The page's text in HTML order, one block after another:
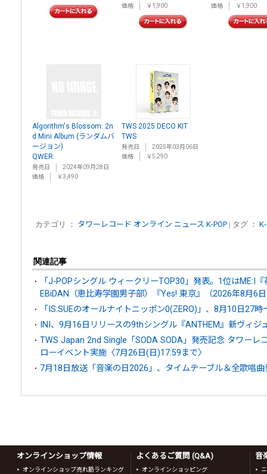
価格
￥1,900
価格
￥1,900
Algorithm's Blossom: 2n
d Mini Album (ランダムバ
ージョン)
QWER
発売日
2024年09月28日
価格
￥3,490
TWS 2025 DECO KIT
TWS
発売日
2025年03月06日
価格
￥5,290
カテゴリ ： タワーレコード オンライン ニュース K-POP | タグ ：
関連記事
「J-POPシングル ウィークリーTOP30」発表。1位はME:I
EBiDAN（恵比寿学園男子部）『Yes! 東京』（2026年8月6
「IS:SUEのオールナイトニッポン0(ZERO)」、8月10日27
INI、9月16日リリースの9thシングル『ANTHEM』新ヴィジ
TWS Japan 2nd Single「SODA SODA」発売記念 タワーレ
ローイベント実施〈7月26日(日)17:59まで〉
7月18日放送「音楽の日2026」、タイムテーブル＆全歌唱曲
オンラインショップ情報
オンラインショップ売れ筋ランキング
よくあるご質問 (Q&A)
オンラインショッピング
音